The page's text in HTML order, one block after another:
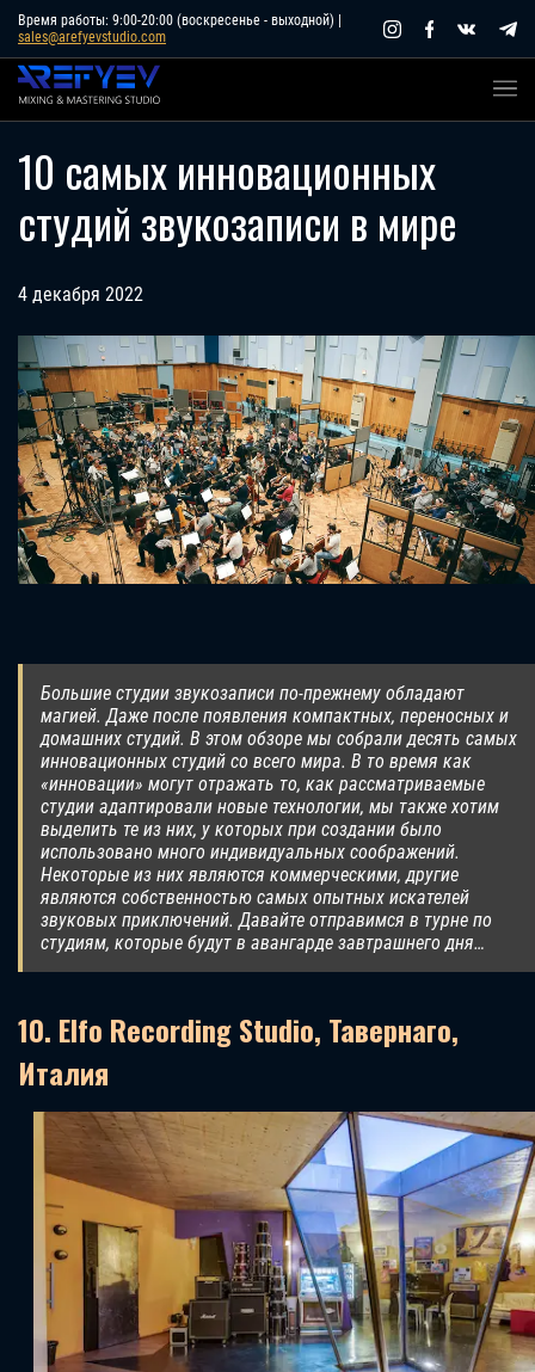
Skip
content
Время работы: 9:00-20:00 (воскресенье - выходной) |
sales@arefyevstudio.com
10 самых инновационных
студий звукозаписи в мире
4 декабря 2022
Большие студии звукозаписи по-прежнему обладают
магией. Даже после появления компактных, переносных и
домашних студий. В этом обзоре мы собрали десять самых
инновационных студий со всего мира. В то время как
«инновации» могут отражать то, как рассматриваемые
студии адаптировали новые технологии, мы также хотим
выделить те из них, у которых при создании было
использовано много индивидуальных соображений.
Некоторые из них являются коммерческими, другие
являются собственностью самых опытных искателей
звуковых приключений. Давайте отправимся в турне по
студиям, которые будут в авангарде завтрашнего дня…
10. Elfo Recording Studio, Тавернаго,
Италия